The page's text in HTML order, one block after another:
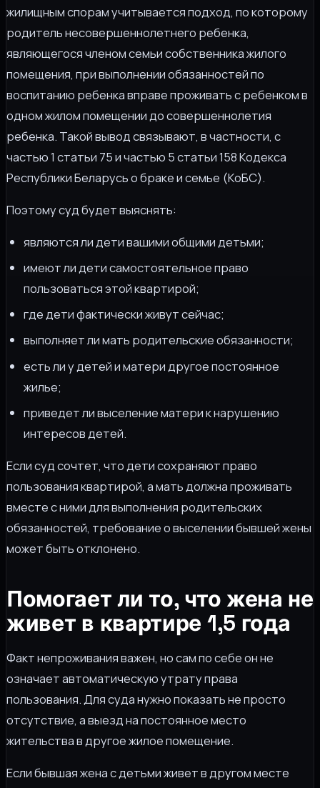
жилищным спорам учитывается подход, по которому
родитель несовершеннолетнего ребенка,
являющегося членом семьи собственника жилого
помещения, при выполнении обязанностей по
воспитанию ребенка вправе проживать с ребенком в
одном жилом помещении до совершеннолетия
ребенка. Такой вывод связывают, в частности, с
частью 1 статьи 75 и частью 5 статьи 158 Кодекса
Республики Беларусь о браке и семье (КоБС).
Поэтому суд будет выяснять:
являются ли дети вашими общими детьми;
имеют ли дети самостоятельное право
пользоваться этой квартирой;
где дети фактически живут сейчас;
выполняет ли мать родительские обязанности;
есть ли у детей и матери другое постоянное
жилье;
приведет ли выселение матери к нарушению
интересов детей.
Если суд сочтет, что дети сохраняют право
пользования квартирой, а мать должна проживать
вместе с ними для выполнения родительских
обязанностей, требование о выселении бывшей жены
может быть отклонено.
Помогает ли то, что жена не
живет в квартире 1,5 года
Факт непроживания важен, но сам по себе он не
означает автоматическую утрату права
пользования. Для суда нужно показать не просто
отсутствие, а выезд на постоянное место
жительства в другое жилое помещение.
Если бывшая жена с детьми живет в другом месте